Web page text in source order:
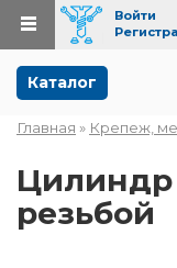
Перейти к
Войти
Каталог
Вы здесь
Главная » Крепеж,
Цилиндр
резьбой